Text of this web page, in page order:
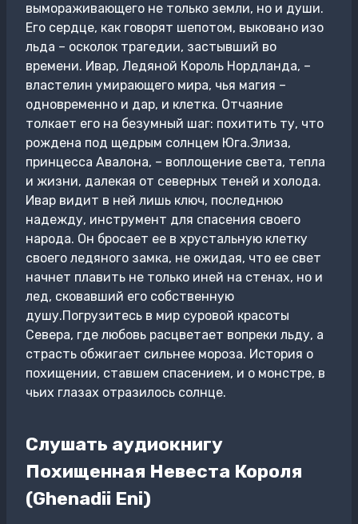
вымораживающего не только земли, но и души.
Его сердце, как говорят шепотом, выковано изо
льда – осколок трагедии, застывший во
времени. Ивар, Ледяной Король Нордланда, –
властелин умирающего мира, чья магия –
одновременно и дар, и клетка. Отчаяние
толкает его на безумный шаг: похитить ту, что
рождена под щедрым солнцем Юга.Элиза,
принцесса Авалона, – воплощение света, тепла
и жизни, далекая от северных теней и холода.
Ивар видит в ней лишь ключ, последнюю
надежду, инструмент для спасения своего
народа. Он бросает ее в хрустальную клетку
своего ледяного замка, не ожидая, что ее свет
начнет плавить не только иней на стенах, но и
лед, сковавший его собственную
душу.Погрузитесь в мир суровой красоты
Севера, где любовь расцветает вопреки льду, а
страсть обжигает сильнее мороза. История о
похищении, ставшем спасением, и о монстре, в
чьих глазах отразилось солнце.
Слушать аудиокнигу
Похищенная Невеста Короля
(Ghenadii Eni)